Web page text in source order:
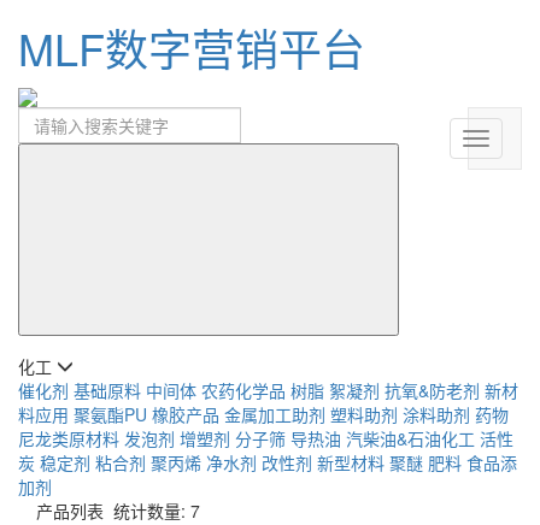
MLF数字营销平台
化工
催化剂 基础原料 中间体 农药化学品 树脂 絮凝剂 抗氧&防老剂 新材
料应用 聚氨酯PU 橡胶产品 金属加工助剂 塑料助剂 涂料助剂 药物
尼龙类原材料 发泡剂 增塑剂 分子筛 导热油 汽柴油&石油化工 活性
炭 稳定剂 粘合剂 聚丙烯 净水剂 改性剂 新型材料 聚醚 肥料 食品添
加剂
产品列表 统计数量: 7